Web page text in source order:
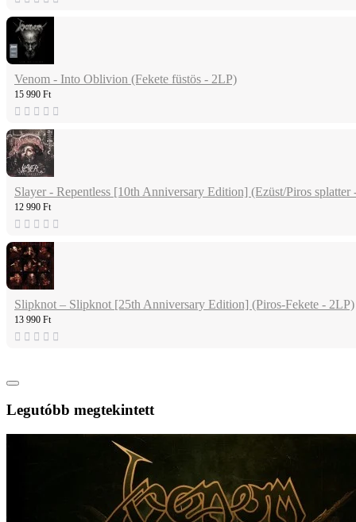
Venom - Into Oblivion (Fekete füstös - 2LP)
15 990 Ft
Slayer - Repentless [10th Anniversary Edition] (Ezüst/Piros splatter
12 990 Ft
Slipknot – Slipknot [25th Anniversary Edition] (Piros-Fekete - 2LP)
13 990 Ft
Legutóbb megtekintett